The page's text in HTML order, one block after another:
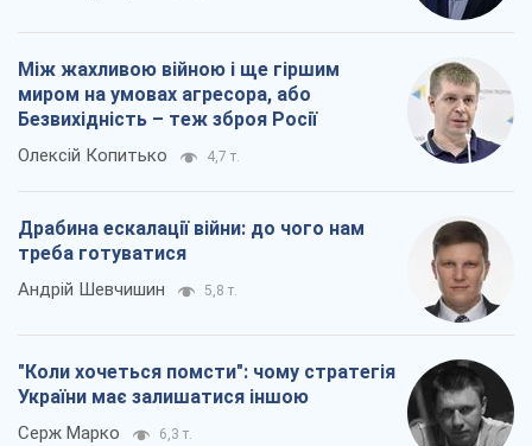
Між жахливою війною і ще гіршим
миром на умовах агресора, або
Безвихідність – теж зброя Росії
Олексій Копитько 4,7 т.
Драбина ескалації війни: до чого нам
треба готуватися
Андрій Шевчишин 5,8 т.
"Коли хочеться помсти": чому стратегія
України має залишатися іншою
Серж Марко 6,3 т.